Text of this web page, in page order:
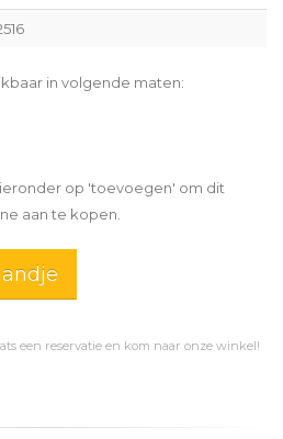
in volgende maten:
op 'toevoegen' om dit
aan te kopen.
een reservatie en kom naar onze winkel!